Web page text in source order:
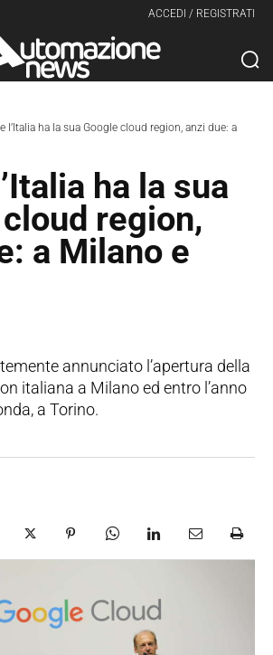
ACCEDI / REGISTRATI
l’Italia ha la sua Google cloud region, anzi due: a
ha la sua
region,
a Milano e
annunciato l’apertura della
italiana a Milano ed entro l’anno
a Torino.